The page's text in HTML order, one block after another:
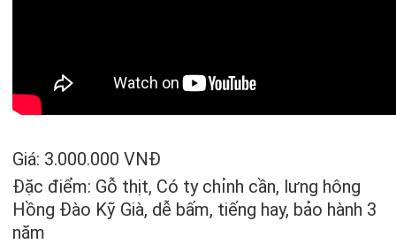
Giá: 3.000.000 VNĐ
Đặc điểm: Gỗ thịt, Có ty chỉnh cần, lưng hông
Hồng Đào Kỹ Già, dễ bấm, tiếng hay, bảo hành 3
năm